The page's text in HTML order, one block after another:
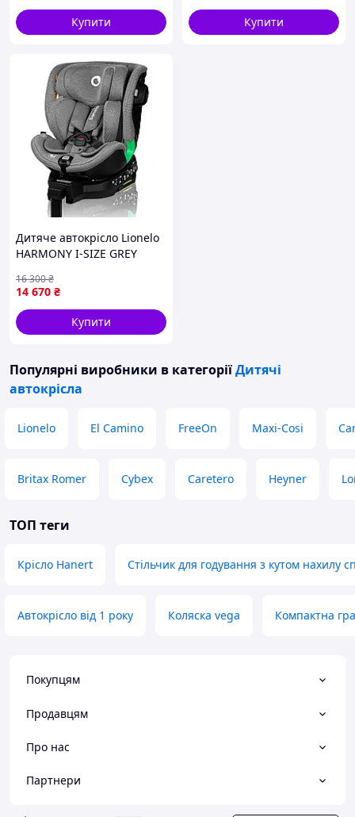
Купити
Купити
Дитяче автокрісло Lionelo
HARMONY I-SIZE GREY
14 670 ₴
16 300₴
Купити
Популярні виробники в категоріїДитячі
автокрісла
Lionelo El Camino FreeOn Maxi-Cosi
Britax Romer Cybex Caretero Heyner
ТОП теги
Крісло Hanert Стільчик для годування з кутом нахилу
Автокрісло від 1 року Коляска vega Компактна
Покупцям
Продавцям
Про нас
Партнери